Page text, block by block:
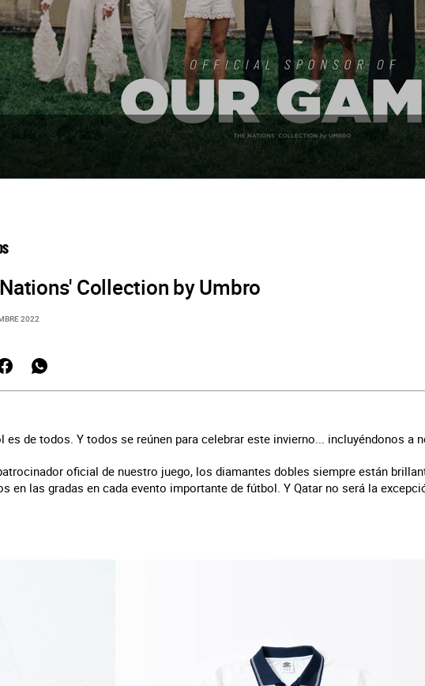
Collection by Umbro
2022
es de todos. Y todos se reúnen para celebrar este invierno... incluyéndonos a
oficial de nuestro juego, los diamantes dobles siempre están
en las gradas en cada evento importante de fútbol. Y Qatar no será la